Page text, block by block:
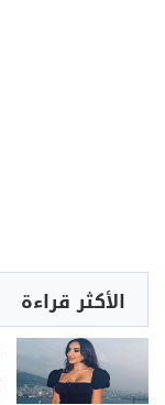
الأكثر قراءة